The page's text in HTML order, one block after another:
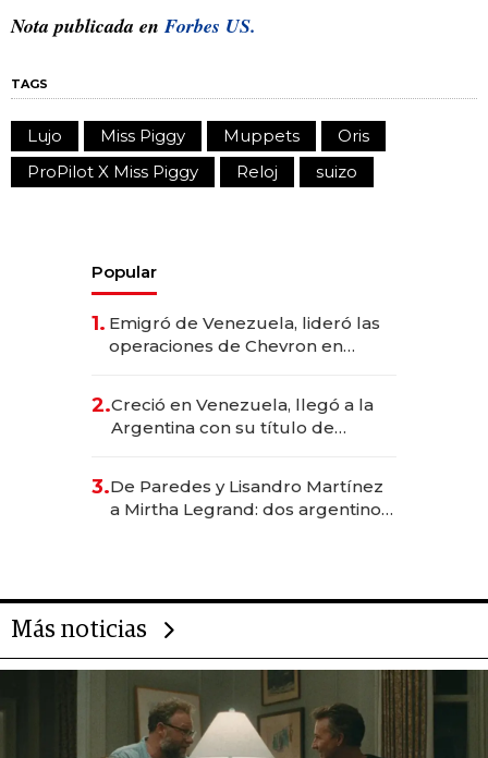
Nota publicada en Forbes US.
TAGS
Lujo Miss Piggy Muppets
Oris
ProPilot X Miss Piggy
Reloj suizo
Popular
1. Emigró de Venezuela, lideró las
operaciones de Chevron en
2.Creció en Venezuela, llegó a la
Argentina con su título de
las marcas "fast premium"
3.De Paredes y Lisandro Martínez
a Mirtha Legrand: dos argentinos
Más noticias